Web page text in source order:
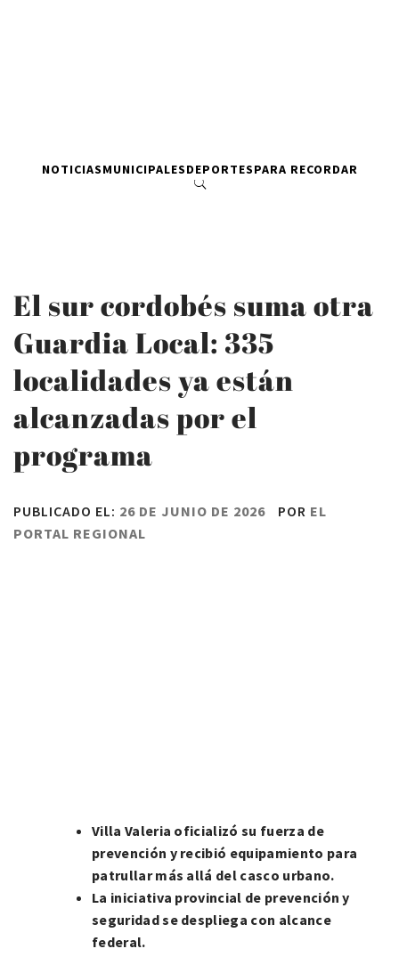
NOTICIASMUNICIPALESDEPORTESPARA RECORDAR
El sur cordobés suma otra
Guardia Local: 335
localidades ya están
alcanzadas por el
programa
PUBLICADO EL: 26 DE JUNIO DE 2026 POR EL
PORTAL REGIONAL
Villa Valeria oficializó su fuerza de
prevención y recibió equipamiento para
patrullar más allá del casco urbano.
La iniciativa provincial de prevención y
seguridad se despliega con alcance
federal.